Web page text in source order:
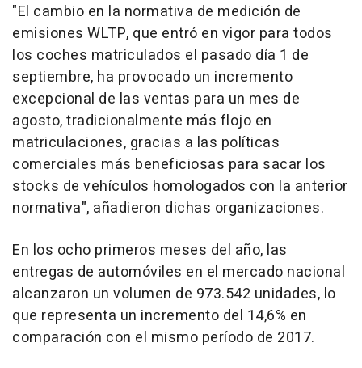
"El cambio en la normativa de medición de
emisiones WLTP, que entró en vigor para todos
los coches matriculados el pasado día 1 de
septiembre, ha provocado un incremento
excepcional de las ventas para un mes de
agosto, tradicionalmente más flojo en
matriculaciones, gracias a las políticas
comerciales más beneficiosas para sacar los
stocks de vehículos homologados con la anterior
normativa", añadieron dichas organizaciones.
En los ocho primeros meses del año, las
entregas de automóviles en el mercado nacional
alcanzaron un volumen de 973.542 unidades, lo
que representa un incremento del 14,6% en
comparación con el mismo período de 2017.